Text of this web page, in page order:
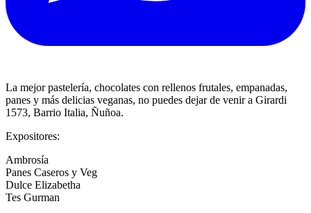
La mejor pastelería, chocolates con rellenos frutales, empanadas,
panes y más delicias veganas, no puedes dejar de venir a Girardi
1573, Barrio Italia, Ñuñoa.
Expositores:
Ambrosía
Panes Caseros y Veg
Dulce Elizabetha
Tes Gurman